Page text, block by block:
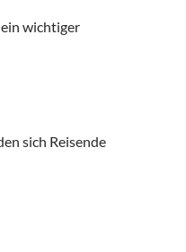
wichtiger
sich Reisende